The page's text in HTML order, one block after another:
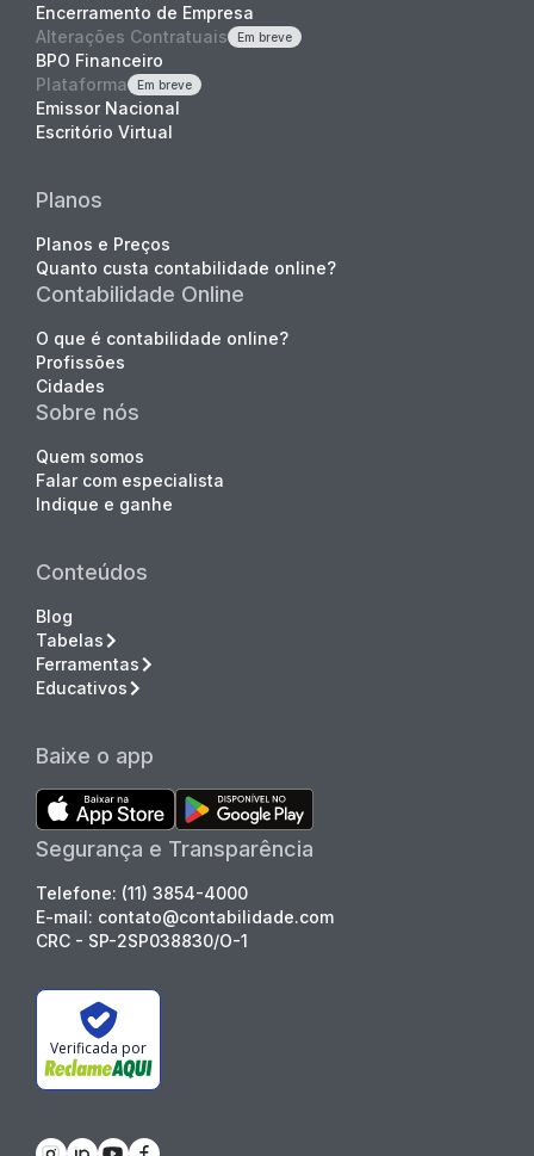
Encerramento de Empresa
Alterações Contratuais
Em breve
BPO Financeiro
Plataforma
Em breve
Emissor Nacional
Escritório Virtual
Planos
Planos e Preços
Quanto custa contabilidade online?
Contabilidade Online
O que é contabilidade online?
Profissões
Cidades
Sobre nós
Quem somos
Falar com especialista
Indique e ganhe
Conteúdos
Blog
Tabelas
Ferramentas
Educativos
Baixe o app
Segurança e Transparência
Telefone: (11) 3854-4000
E-mail: contato@contabilidade.com
CRC - SP-2SP038830/O-1
Verificada por